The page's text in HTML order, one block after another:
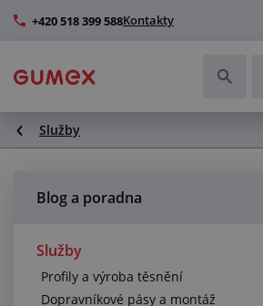
+420 518 399 588Kontakty
Hadice a jejich kompletace
Dopravníkové pásy a montáž
Služby
Blog a poradna
Služby
Profily a výroba těsnění
Dopravníkové pásy a montáž